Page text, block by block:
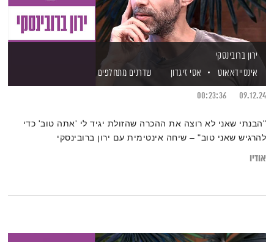
ירון ברובינסקי
אינסיידאאוט
אסי זיגדון שדרנים מתחלפים
09.12.24
00:23:36
"הבנתי שאני לא רוצה את ההכרה שהזולת יגיד לי 'אתה טוב' כדי
להרגיש שאני טוב" – שיחה אינטימית עם ירון ברובינסקי
אודיו